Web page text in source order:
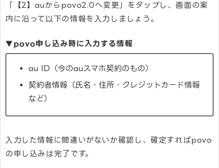
「【2】auからpovo2.0へ変更」をタップし、画面の案
内に沿って以下の情報を入力しましょう。
▼povo申し込み時に入力する情報
au ID（今のauスマホ契約のもの）
契約者情報（氏名・住所・クレジットカード情報
など）
入力した情報に間違いがないか確認し、確定すればpovo
の申し込みは完了です。